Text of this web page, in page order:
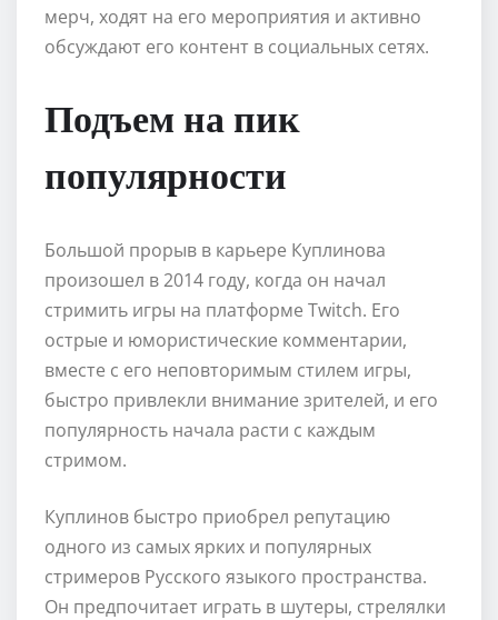
мерч, ходят на его мероприятия и активно
обсуждают его контент в социальных сетях.
Подъем на пик
популярности
Большой прорыв в карьере Куплинова
произошел в 2014 году, когда он начал
стримить игры на платформе Twitch. Его
острые и юмористические комментарии,
вместе с его неповторимым стилем игры,
быстро привлекли внимание зрителей, и его
популярность начала расти с каждым
стримом.
Куплинов быстро приобрел репутацию
одного из самых ярких и популярных
стримеров Русского языкого пространства.
Он предпочитает играть в шутеры, стрелялки